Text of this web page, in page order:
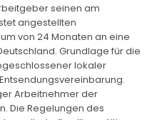
seinen am
angestellten
von 24 Monaten an eine
Grundlage für die
lokaler
Arbeitnehmer der
Die Regelungen des